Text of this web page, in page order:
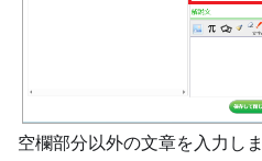
空欄部分以外の文章を入力しま